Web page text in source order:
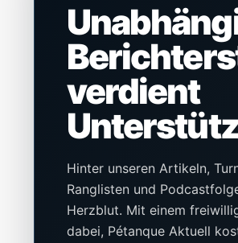
verdient
Hinter unseren Artikeln,
Ranglisten und
Herzblut. Mit einem
dabei, Pétanque Aktuell